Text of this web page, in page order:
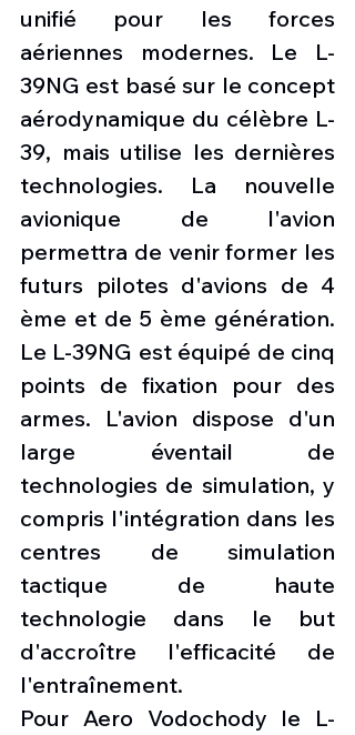
unifié pour les forces
aériennes modernes. Le L-
39NG est basé sur le concept
aérodynamique du célèbre L-
39, mais utilise les dernières
technologies. La nouvelle
avionique de l'avion
permettra de venir former les
futurs pilotes d'avions de 4
ème et de 5 ème génération.
Le L-39NG est équipé de cinq
points de fixation pour des
armes. L'avion dispose d'un
large éventail de
technologies de simulation, y
compris l'intégration dans les
centres de simulation
tactique de haute
technologie dans le but
d'accroître l'efficacité de
l'entraînement.
Pour Aero Vodochody le L-